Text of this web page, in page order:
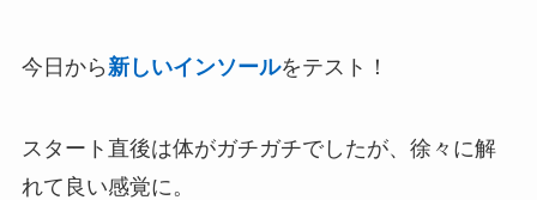
今日から 新しいインソールをテスト！
スタート直後は体がガチガチでしたが、徐々に解
れて良い感覚に。